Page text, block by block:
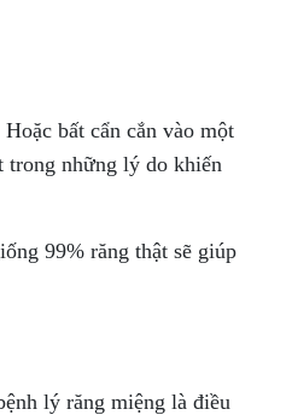
bất cẩn cắn vào một
trong những lý do khiến
99% răng thật sẽ giúp
lý răng miệng là điều